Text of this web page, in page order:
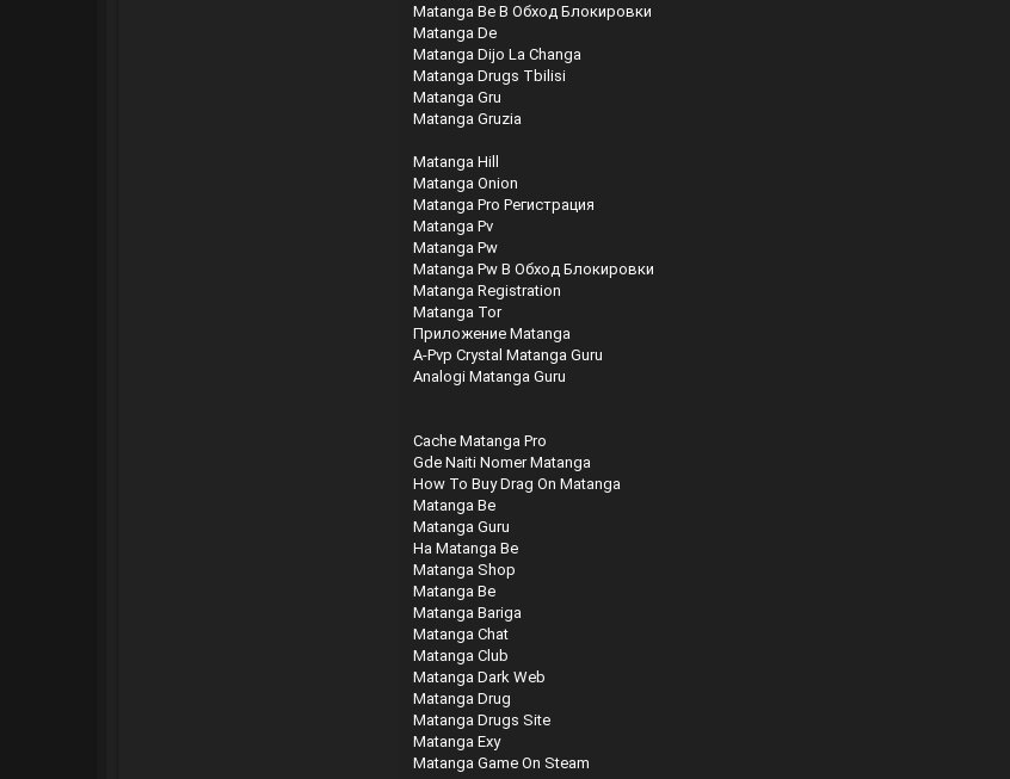
Matanga Be В Обход Блокировки
Matanga De
Matanga Dijo La Changa
Matanga Drugs Tbilisi
Matanga Gru
Matanga Gruzia
Matanga Hill
Matanga Onion
Matanga Pro Регистрация
Matanga Pv
Matanga Pw
Matanga Pw В Обход Блокировки
Matanga Registration
Matanga Tor
Приложение Matanga
A-Pvp Crystal Matanga Guru
Analogi Matanga Guru
Cache Matanga Pro
Gde Naiti Nomer Matanga
How To Buy Drag On Matanga
Matanga Be
Matanga Guru
На Matanga Be
Matanga Shop
Matanga Be
Matanga Bariga
Matanga Chat
Matanga Club
Matanga Dark Web
Matanga Drug
Matanga Drugs Site
Matanga Exy
Matanga Game On Steam